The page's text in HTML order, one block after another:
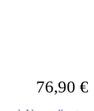
76,90 €